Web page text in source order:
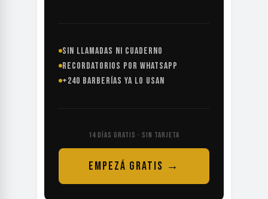
SIN LLAMADAS NI CUADERNO
RECORDATORIOS POR WHATSAPP
+240 BARBERÍAS YA LO USAN
14 DÍAS GRATIS · SIN TARJETA
EMPEZÁ GRATIS →